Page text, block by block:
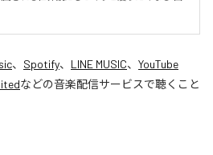
、 Spotify、 LINE MUSIC、 YouTube
などの音楽配信サービスで聴くこと